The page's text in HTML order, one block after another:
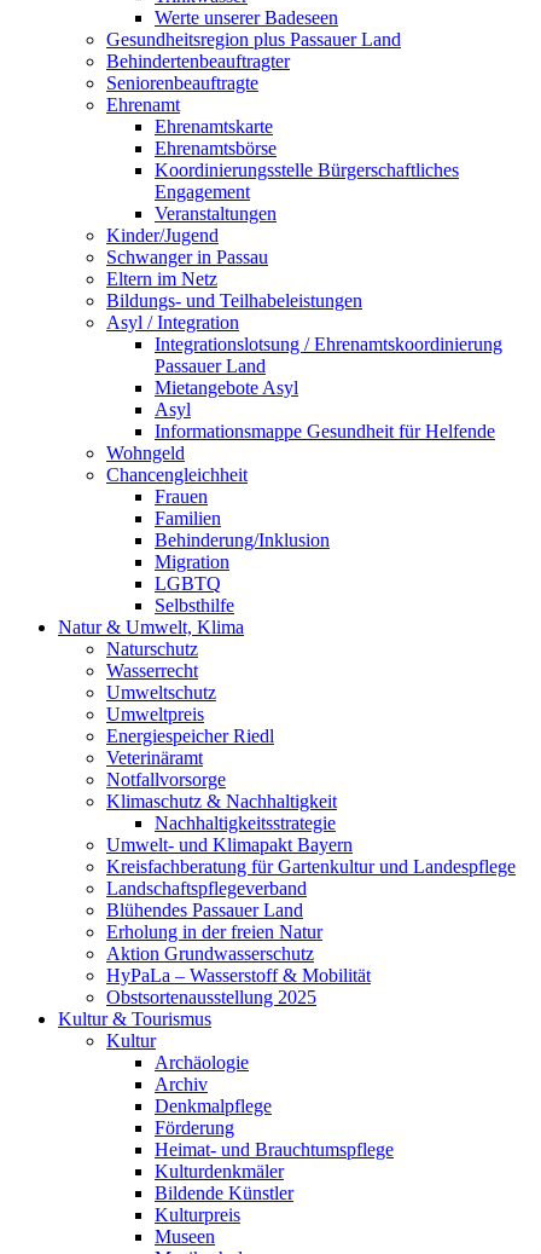
Werte unserer Badeseen
Gesundheitsregion plus Passauer Land
Behindertenbeauftragter
Seniorenbeauftragte
Ehrenamt
Ehrenamtskarte
Ehrenamtsbörse
Koordinierungsstelle Bürgerschaftliches
Engagement
Veranstaltungen
Kinder/Jugend
Schwanger in Passau
Eltern im Netz
Bildungs- und Teilhabeleistungen
Asyl / Integration
Integrationslotsung / Ehrenamtskoordinierung
Passauer Land
Mietangebote Asyl
Asyl
Informationsmappe Gesundheit für Helfende
Wohngeld
Chancengleichheit
Frauen
Familien
Behinderung/Inklusion
Migration
LGBTQ
Selbsthilfe
Natur & Umwelt, Klima
Naturschutz
Wasserrecht
Umweltschutz
Umweltpreis
Energiespeicher Riedl
Veterinäramt
Notfallvorsorge
Klimaschutz & Nachhaltigkeit
Nachhaltigkeitsstrategie
Umwelt- und Klimapakt Bayern
Kreisfachberatung für Gartenkultur und Landespflege
Landschaftspflegeverband
Blühendes Passauer Land
Erholung in der freien Natur
Aktion Grundwasserschutz
HyPaLa – Wasserstoff & Mobilität
Obstsortenausstellung 2025
Kultur & Tourismus
Kultur
Archäologie
Archiv
Denkmalpflege
Förderung
Heimat- und Brauchtumspflege
Kulturdenkmäler
Bildende Künstler
Kulturpreis
Museen